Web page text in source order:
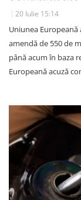
20 Iulie 15:14
Uniunea
amendă de 550 de
până acum în baza
Europeană acuză